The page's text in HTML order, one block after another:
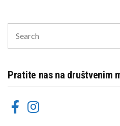
for:
Pratite nas na društvenim